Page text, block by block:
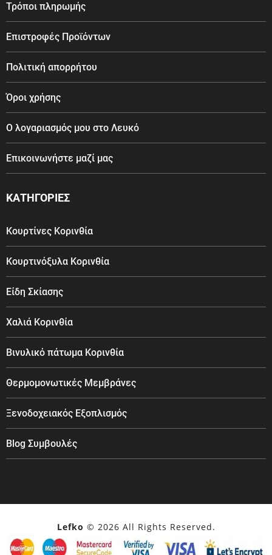
Τρόποι πληρωμής
Επιστροφές Προϊόντων
Πολιτική απορρήτου
Όροι χρήσης
Ο λογαριασμός μου στο Λευκό
Επικοινωνήστε μαζί μας
ΚΑΤΗΓΟΡΙΕΣ
Κουρτίνες Κορινθία
Κουρτινόξυλα Κορινθία
Είδη Σκίασης
Χαλιά Κορινθία
Βινυλικό πάτωμα Κορινθία
Θερμομονωτικές Μεμβράνες
Ξενοδοχειακός Εξοπλισμός
Blog Συμβουλές
Lefko © 2026 All Rights Reserved.